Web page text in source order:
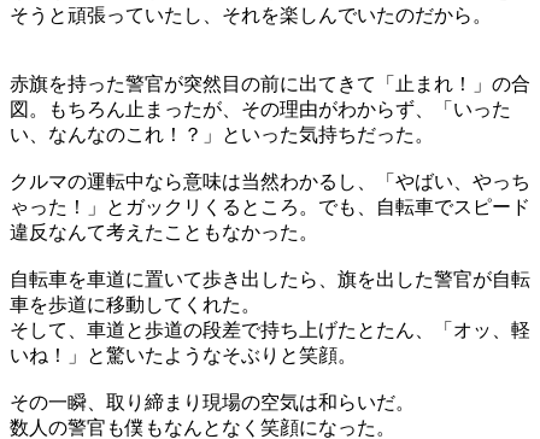
そうと頑張っていたし、それを楽しんでいたのだから。
赤旗を持った警官が突然目の前に出てきて「止まれ！」の合
図。もちろん止まったが、その理由がわからず、「いった
い、なんなのこれ！？」といった気持ちだった。
クルマの運転中なら意味は当然わかるし、「やばい、やっち
ゃった！」とガックリくるところ。でも、自転車でスピード
違反なんて考えたこともなかった。
自転車を車道に置いて歩き出したら、旗を出した警官が自転
車を歩道に移動してくれた。
そして、車道と歩道の段差で持ち上げたとたん、「オッ、軽
いね！」と驚いたようなそぶりと笑顔。
その一瞬、取り締まり現場の空気は和らいだ。
数人の警官も僕もなんとなく笑顔になった。